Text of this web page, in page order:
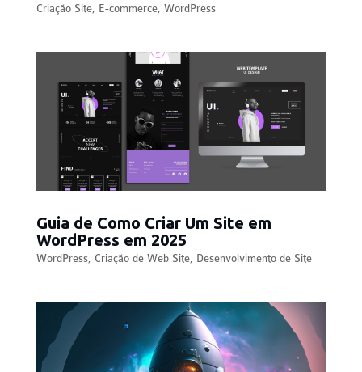
Criação Site, E-commerce, WordPress
Guia de Como Criar Um Site em
WordPress em 2025
WordPress, Criação de Web Site, Desenvolvimento de Site